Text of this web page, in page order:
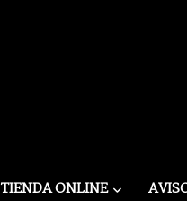
TIENDA ONLINE